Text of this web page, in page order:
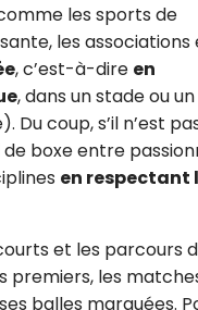
les sports de
les associations
, c’est-à-dire en
, dans un stade ou un
coup, s’il n’est
boxe entre
en respectant
et les parcours
premiers, les
balles marquées.